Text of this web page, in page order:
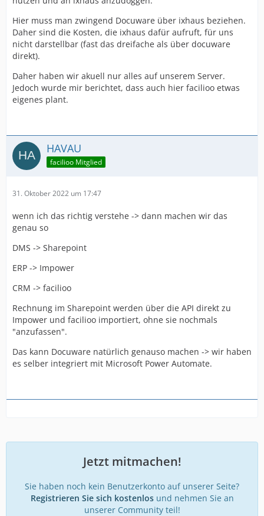
Hier muss man zwingend Docuware über ixhaus beziehen.
Daher sind die Kosten, die ixhaus dafür aufruft, für uns
nicht darstellbar (fast das dreifache als über docuware
direkt).
Daher haben wir akuell nur alles auf unserem Server.
Jedoch wurde mir berichtet, dass auch hier facilioo etwas
eigenes plant.
HAVAU
facilioo Mitglied
31. Oktober 2022 um 17:47
wenn ich das richtig verstehe -> dann machen wir das
genau so
DMS -> Sharepoint
ERP -> Impower
CRM -> facilioo
Rechnung im Sharepoint werden über die API direkt zu
Impower und facilioo importiert, ohne sie nochmals
"anzufassen".
Das kann Docuware natürlich genauso machen -> wir haben
es selber integriert mit Microsoft Power Automate.
Jetzt mitmachen!
Sie haben noch kein Benutzerkonto auf unserer Seite?
Registrieren Sie sich kostenlosund nehmen Sie an
unserer Community teil!